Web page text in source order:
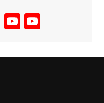
X
Y
u
u